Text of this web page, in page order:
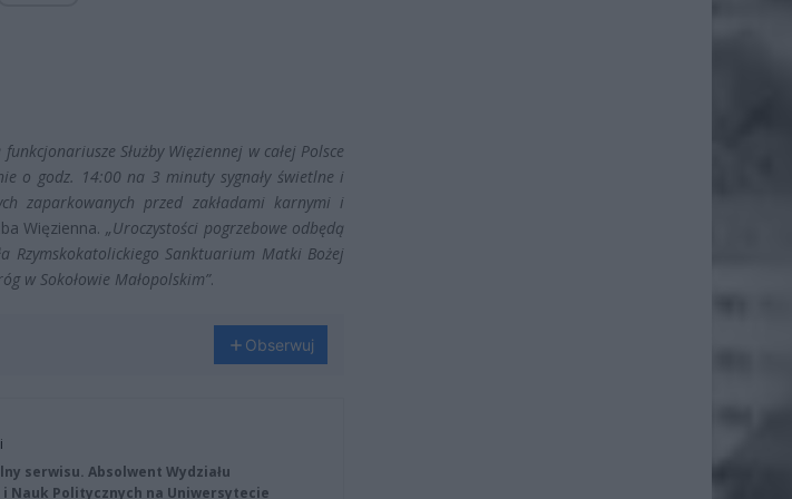
Służby Więziennej w całej Polsce
o godz. 14:00 na 3 minuty sygnały świetlne i
zaparkowanych przed zakładami karnymi i
Więzienna.„Uroczystości pogrzebowe odbędą
Rzymskokatolickiego Sanktuarium Matki Bożej
w Sokołowie Małopolskim”.
Obserwuj
serwisu. Absolwent Wydziału
Nauk Politycznych na Uniwersytecie